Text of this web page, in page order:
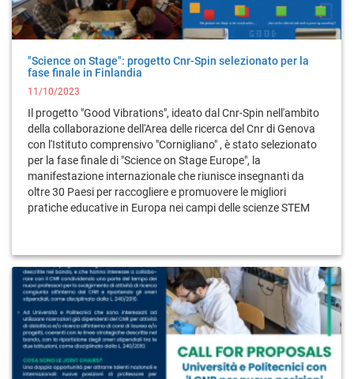
"Science on Stage": progetto Cnr-Spin selezionato per la
fase finale in Finlandia
11/10/2023
Il progetto "Good Vibrations", ideato dal Cnr-Spin nell'ambito
della collaborazione dell'Area delle ricerca del Cnr di Genova
con l'Istituto comprensivo "Cornigliano" , è stato selezionato
per la fase finale di "Science on Stage Europe", la
manifestazione internazionale che riunisce insegnanti da
oltre 30 Paesi per raccogliere e promuovere le migliori
pratiche educative in Europa nei campi delle scienze STEM